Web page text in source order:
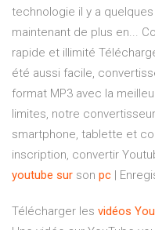
technologie il y a
maintenant de plus en...
rapide et illimité
été aussi facile,
format MP3 avec la
limites, notre
smartphone, tablette et
inscription, convertir
youtube sur son pc |
Télécharger les vidéos